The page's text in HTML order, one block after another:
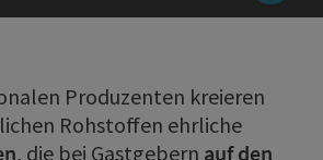
Produzenten kreieren
Rohstoffen ehrliche
, die bei Gastgebern auf den